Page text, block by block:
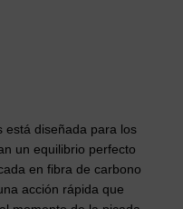
está diseñada para los
un equilibrio perfecto
en fibra de carbono
acción rápida que